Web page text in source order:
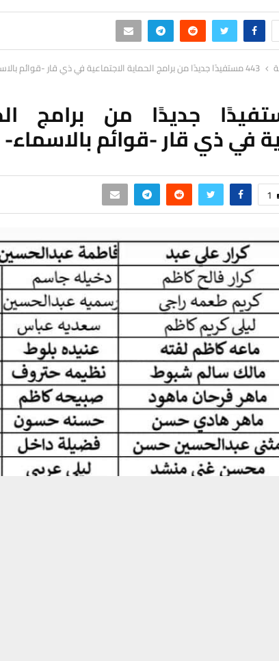
443 مستفيدًا جديدًا من برامج الحماية الاجتماعية في ذي قار -قوائم بالاسماء-
مستفيدًا جديدًا من برامج
في ذي قار -قوائم بالاسماء-
1